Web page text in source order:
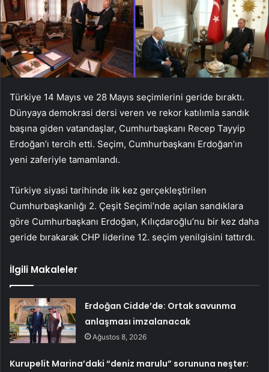
Türkiye 14 Mayıs ve 28 Mayıs seçimlerini geride bıraktı.
Dünyaya demokrasi dersi veren ve rekor katılımla sandık
başına giden vatandaşlar, Cumhurbaşkanı Recep Tayyip
Erdoğan’ı tercih etti. Seçim, Cumhurbaşkanı Erdoğan’ın
yeni zaferiyle tamamlandı.
Türkiye siyasi tarihinde ilk kez gerçekleştirilen
Cumhurbaşkanlığı 2. Çeşit Seçimi’nde açılan sandıklara
göre Cumhurbaşkanı Erdoğan, Kılıçdaroğlu’nu bir kez daha
geride bırakarak CHP liderine 12. seçim yenilgisini tattırdı.
İlgili Makaleler
Erdoğan Cidde’de: Ortak savunma
anlaşması imzalanacak
Ağustos 8, 2026
Kurupelit Marina’daki “deniz marulu” sorununa neşter: